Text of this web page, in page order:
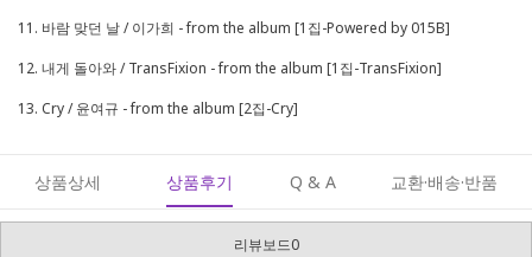
11. 바람 맞던 날 / 이가희 - from the album [1집-Powered by 015B]
12. 내게 돌아와 / TransFixion - from the album [1집-TransFixion]
13. Cry / 윤여규 - from the album [2집-Cry]
상품상세 상품후기 Q & A 교환·배송·반품
리뷰보드0